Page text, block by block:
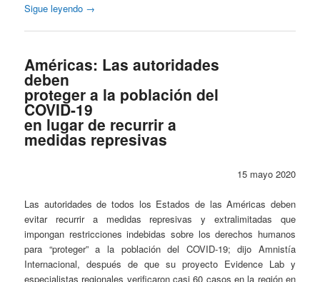
Sigue leyendo →
Américas: Las autoridades
deben
proteger a la población del
COVID-19
en lugar de recurrir a
medidas represivas
15 mayo 2020
Las autoridades de todos los Estados de las Américas deben
evitar recurrir a medidas represivas y extralimitadas que
impongan restricciones indebidas sobre los derechos humanos
para “proteger” a la población del COVID-19; dijo Amnistía
Internacional, después de que su proyecto Evidence Lab y
especialistas regionales verificaron casi 60 casos en la región en